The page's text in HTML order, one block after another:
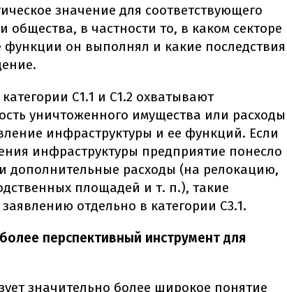
значение для соответствующего
общества, в частности то, в каком секторе
функции он выполнял и какие последствия
С1.1 и С1.2 охватывают
уничтоженного имущества или расходы
инфраструктуры и ее функций. Если
инфраструктуры предприятие понесло
дополнительные расходы (на релокацию,
площадей и т. п.), такие
отдельно в категории С3.1.
перспективный инструмент для
значительно более широкое понятие